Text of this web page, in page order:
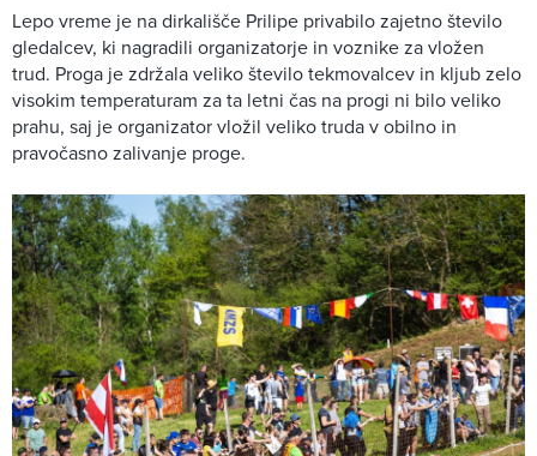
Lepo vreme je na dirkališče Prilipe privabilo zajetno število
gledalcev, ki nagradili organizatorje in voznike za vložen
trud. Proga je zdržala veliko število tekmovalcev in kljub zelo
visokim temperaturam za ta letni čas na progi ni bilo veliko
prahu, saj je organizator vložil veliko truda v obilno in
pravočasno zalivanje proge.